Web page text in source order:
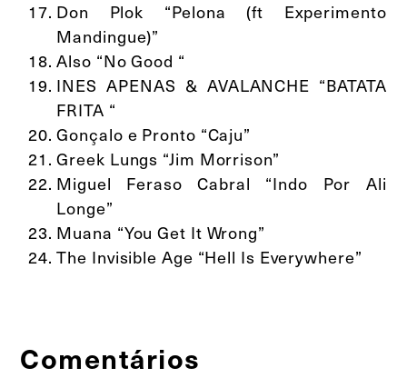
Don Plok “Pelona (ft Experimento
Mandingue)”
Also “No Good “
INES APENAS & AVALANCHE “BATATA
FRITA “
Gonçalo e Pronto “Caju”
Greek Lungs “Jim Morrison”
Miguel Feraso Cabral “Indo Por Ali
Longe”
Muana “You Get It Wrong”
The Invisible Age “Hell Is Everywhere”
Comentários